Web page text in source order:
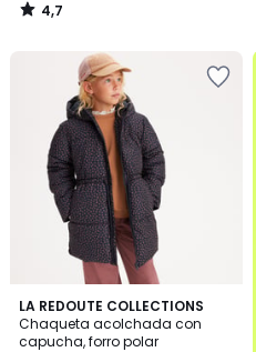
4,7
/
LA REDOUTE COLLECTIONS
Chaqueta acolchada con
capucha, forro polar
4
/
5
.